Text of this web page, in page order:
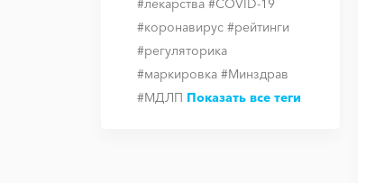
#лекарства #COVID-19
#коронавирус #рейтинги
#регуляторика
#маркировка #Минздрав
#МДЛП Показать все теги